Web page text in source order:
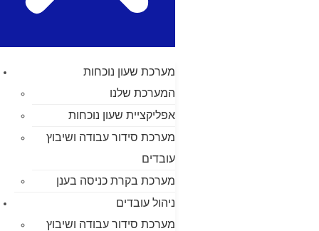
מערכת שעון נוכחות
המערכת שלנו
אפליקציית שעון נוכחות
מערכת סידור עבודה ושיבוץ
עובדים
מערכת בקרת כניסה בענן
ניהול עובדים
מערכת סידור עבודה ושיבוץ